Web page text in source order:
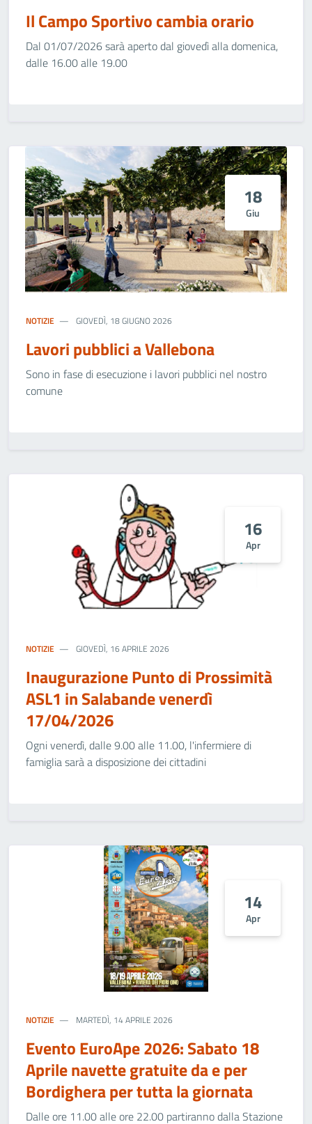
Il Campo Sportivo cambia orario
Dal 01/07/2026 sarà aperto dal giovedì alla domenica,
dalle 16.00 alle 19.00
18
Giu
NOTIZIE GIOVEDÌ, 18 GIUGNO 2026
Lavori pubblici a Vallebona
Sono in fase di esecuzione i lavori pubblici nel nostro
comune
16
Apr
NOTIZIE GIOVEDÌ, 16 APRILE 2026
Inaugurazione Punto di Prossimità
ASL1 in Salabande venerdì
17/04/2026
Ogni venerdì, dalle 9.00 alle 11.00, l'infermiere di
famiglia sarà a disposizione dei cittadini
14
Apr
NOTIZIE MARTEDÌ, 14 APRILE 2026
Evento EuroApe 2026: Sabato 18
Aprile navette gratuite da e per
Bordighera per tutta la giornata
Dalle ore 11.00 alle ore 22.00 partiranno dalla Stazione